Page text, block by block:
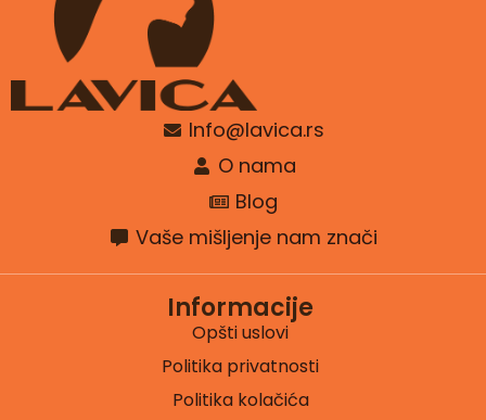
Info@lavica.rs
O nama
Blog
Vaše mišljenje nam znači
Informacije
Opšti uslovi
Politika privatnosti
Politika kolačića